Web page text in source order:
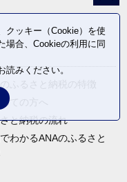
ふるさと納税の特徴
めての方へ
と納税の流れ
わかるANAのふるさと
クッキー（Cookie）を使
場合、Cookieの利用に同
読みください。